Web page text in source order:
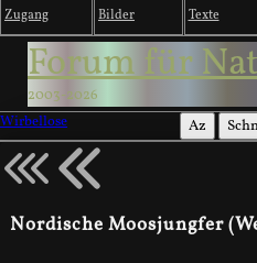
Zugang Bilder Texte
Forum für
2003-2026
Wirbellose
Az
Nordische Moosjungfer